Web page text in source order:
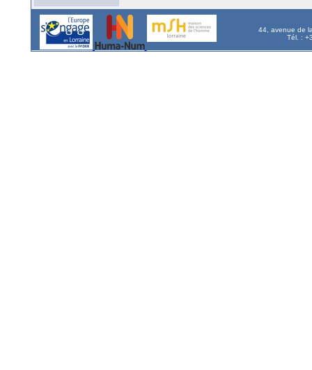
44, avenue de
Tél. :